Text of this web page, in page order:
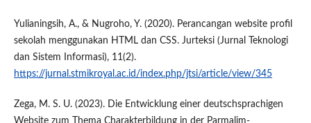
Yulianingsih, A., & Nugroho, Y. (2020). Perancangan website profil
sekolah menggunakan HTML dan CSS. Jurteksi (Jurnal Teknologi
dan Sistem Informasi), 11(2).
https://jurnal.stmikroyal.ac.id/index.php/jtsi/article/view/345
Zega, M. S. U. (2023). Die Entwicklung einer deutschsprachigen